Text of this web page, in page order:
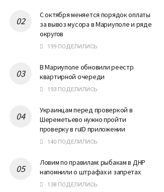
С октября меняется порядок оплаты
за вывоз мусора в Мариуполе и ряде
округов
199 ПОДЕЛИЛИСЬ
В Мариуполе обновили реестр
квартирной очереди
193 ПОДЕЛИЛИСЬ
Украинцам перед проверкой в
Шереметьево нужно пройти
проверку в ruID приложении
140 ПОДЕЛИЛИСЬ
Ловим по правилам: рыбакам в ДНР
напомнили о штрафах и запретах
138 ПОДЕЛИЛИСЬ